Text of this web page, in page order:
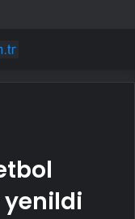
yenildi